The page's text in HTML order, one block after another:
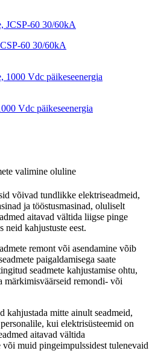
60 30/60kA
Vdc päikeseenergia
valimine oluline
võivad tundlikke elektriseadmeid,
ja tööstusmasinad, oluliselt
aitavad vältida liigse pinge
neid kahjustuste eest.
remont või asendamine võib
paigaldamisega saate
seadmete kahjustamise ohtu,
märkimisväärseid remondi- või
kahjustada mitte ainult seadmeid,
kui elektrisüsteemid on
aitavad vältida
muid pingeimpulssidest tulenevaid